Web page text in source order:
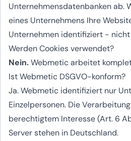
Unternehmensdatenbanken ab.
eines Unternehmens Ihre
Unternehmen identifiziert - nicht
Werden Cookies verwendet?
Nein.Webmetic arbeitet
Ist Webmetic DSGVO-konform?
Ja. Webmetic identifiziert nur
Einzelpersonen. Die
berechtigtem Interesse (Art. 6
Server stehen in Deutschland.